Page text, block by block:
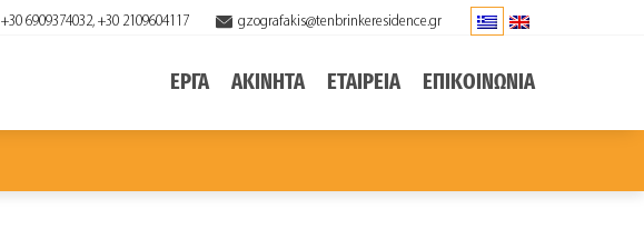
+30 6909374032, +30 2109604117 gzografakis@tenbrinkeresidence.gr
ΕΡΓΑ ΑΚΙΝΗΤΑ ΕΤΑΙΡΕΙΑ ΕΠΙΚΟΙΝΩΝΙΑ